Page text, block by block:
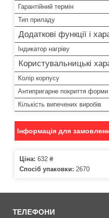
Гарантійний термін
Тип приладу
Додаткові функції і
Індикатор нагріву
Користувальницькі
Колір корпусу
Антипригарне покриття форми
Кількість випечених виробів
Інформація для
Ціна: 632 ₴
Спосіб упаковки: 2670